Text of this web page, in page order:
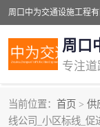
周口
当前位置： 首页 > 供
线公司_小区标线_促